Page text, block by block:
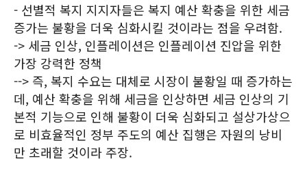
- 선별적 복지 지지자들은 복지 예산 확충을 위한 세금
증가는 불황을 더욱 심화시킬 것이라는 점을 우려함.
-> 세금 인상, 인플레이션은 인플레이션 진압을 위한
가장 강력한 정책
--> 즉, 복지 수요는 대체로 시장이 불황일 때 증가하는
데, 예산 확충을 위해 세금을 인상하면 세금 인상의 기
본적 기능으로 인해 불황이 더욱 심화되고 설상가상으
로 비효율적인 정부 주도의 예산 집행은 자원의 낭비
만 초래할 것이라 주장.